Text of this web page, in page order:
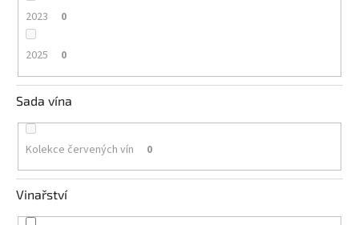
2023 0
2025 0
Sada vína
Kolekce červených vín 0
Vinařství